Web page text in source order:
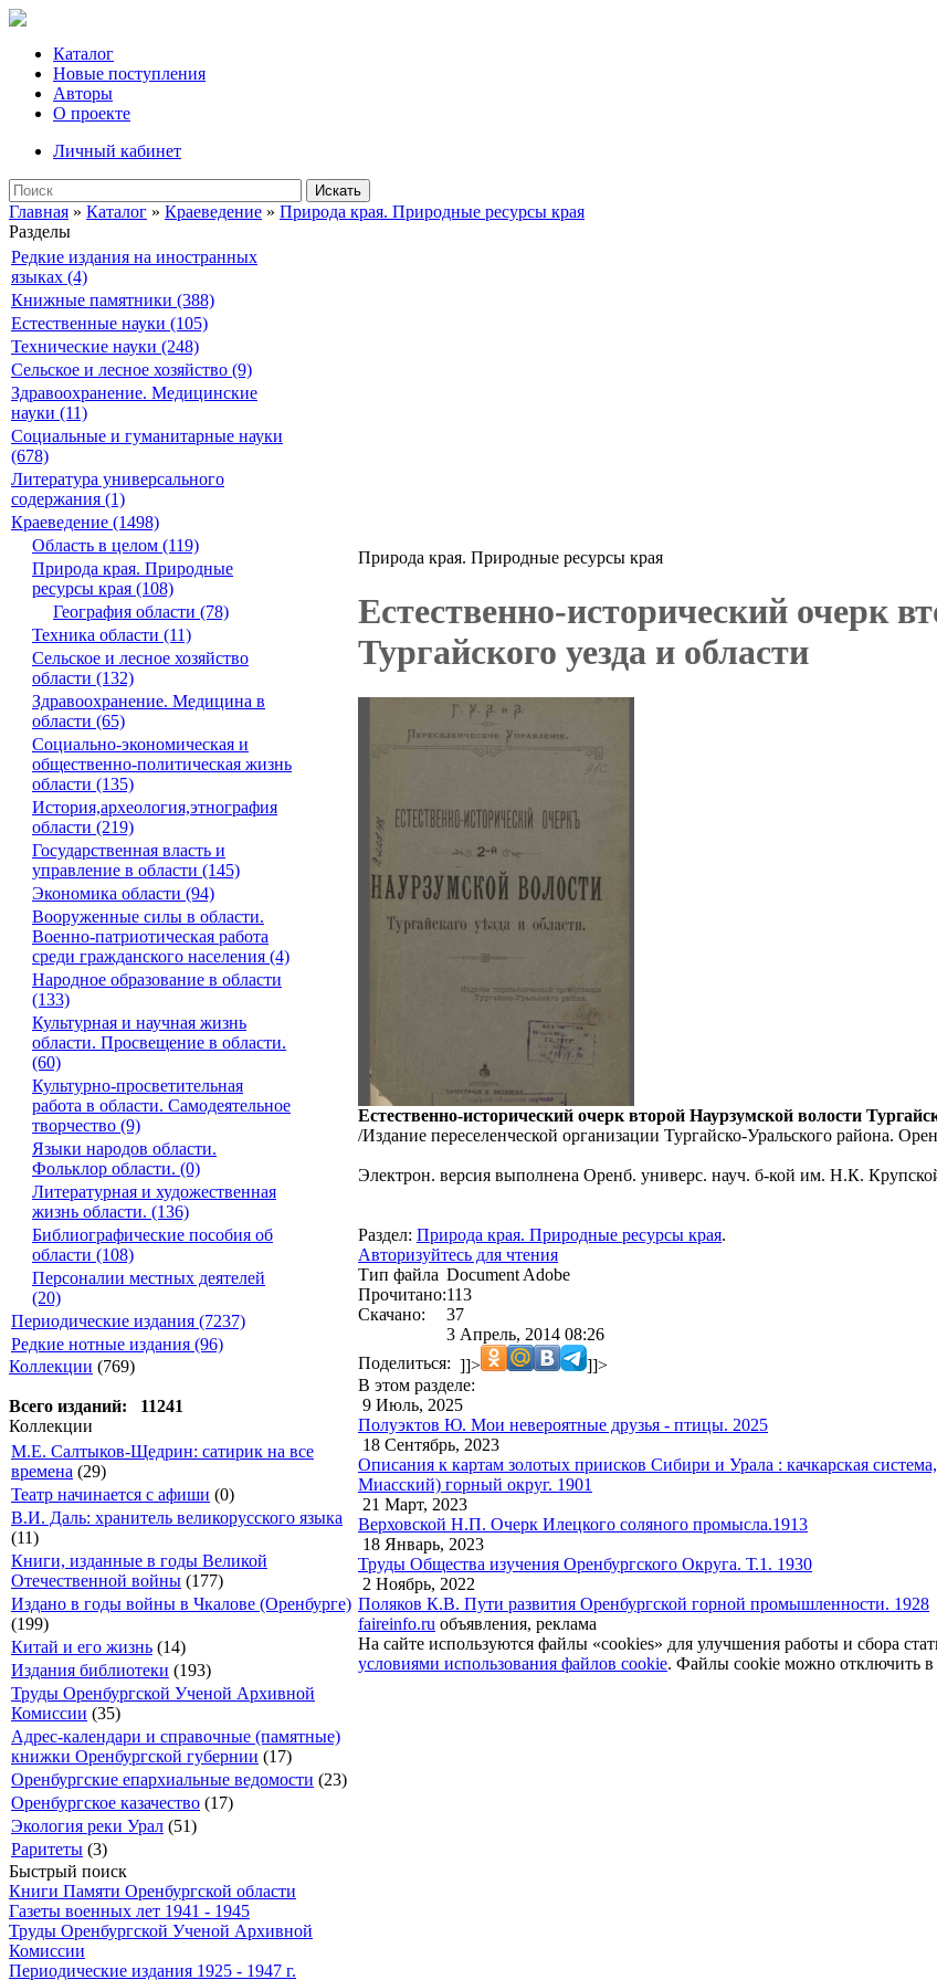
Каталог
Новые поступления
Авторы
О проекте
Личный кабинет
Искать
Главная » Каталог » Краеведение » Природа края. Природные ресурсы края
Разделы
Редкие издания на иностранных
языках (4)
Книжные памятники (388)
Естественные науки (105)
Технические науки (248)
Сельское и лесное хозяйство (9)
Здравоохранение. Медицинские
науки (11)
Социальные и гуманитарные науки
(678)
Литература универсального
содержания (1)
Краеведение (1498)
Область в целом (119)
Природа края. Природные
ресурсы края (108)
География области (78)
Техника области (11)
Сельское и лесное хозяйство
области (132)
Здравоохранение. Медицина в
области (65)
Социально-экономическая и
общественно-политическая жизнь
области (135)
История,археология,этнография
области (219)
Государственная власть и
управление в области (145)
Экономика области (94)
Вооруженные силы в области.
Военно-патриотическая работа
среди гражданского населения (4)
Народное образование в области
(133)
Культурная и научная жизнь
области. Просвещение в области.
(60)
Культурно-просветительная
работа в области. Самодеятельное
творчество (9)
Языки народов области.
Фольклор области. (0)
Литературная и художественная
жизнь области. (136)
Библиографические пособия об
области (108)
Персоналии местных деятелей
(20)
Периодические издания (7237)
Редкие нотные издания (96)
Коллекции (769)
Всего изданий: 11241
Коллекции
М.Е. Салтыков-Щедрин: сатирик на все
времена (29)
Театр начинается с афиши (0)
В.И. Даль: хранитель великорусского языка
(11)
Книги, изданные в годы Великой
Отечественной войны (177)
Издано в годы войны в Чкалове (Оренбурге)
(199)
Китай и его жизнь (14)
Издания библиотеки (193)
Труды Оренбургской Ученой Архивной
Комиссии (35)
Адрес-календари и справочные (памятные)
книжки Оренбургской губернии (17)
Оренбургские епархиальные ведомости (23)
Оренбургское казачество (17)
Экология реки Урал (51)
Раритеты (3)
Быстрый поиск
Книги Памяти Оренбургской области
Газеты военных лет 1941 - 1945
Труды Оренбургской Ученой Архивной
Комиссии
Периодические издания 1925 - 1947 г.
Природа края. Природные ресурсы края
Естественно-исторический очерк
Тургайского уезда и области
Естественно-исторический очерк второй Наурзумской волости
/Издание переселенческой организации Тургайско-Уральского района.
Электрон. версия выполнена Оренб. универс. науч. б-кой им. Н.К.
Раздел: Природа края. Природные ресурсы края.
Авторизуйтесь для чтения
Тип файла Document Adobe
Прочитано:113
Скачано:
37
3 Апрель, 2014 08:26
Поделиться: ]]>
]]>
В этом разделе:
9 Июль, 2025
Полуэктов Ю. Мои невероятные друзья - птицы. 2025
18 Сентябрь, 2023
Описания к картам золотых приисков Сибири и Урала : качкарская
Миасский) горный округ. 1901
21 Март, 2023
Верховской Н.П. Очерк Илецкого соляного промысла.1913
18 Январь, 2023
Труды Общества изучения Оренбургского Округа. Т.1. 1930
2 Ноябрь, 2022
Поляков К.В. Пути развития Оренбургской горной промышленности. 1928
faireinfo.ru объявления, реклама
На сайте используются файлы «cookies» для улучшения работы и сбора
условиями использования файлов cookie. Файлы cookie можно отключить в